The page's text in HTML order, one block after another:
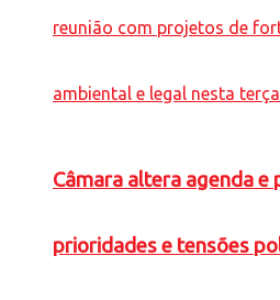
Câmara altera agenda e
prioridades e tensões